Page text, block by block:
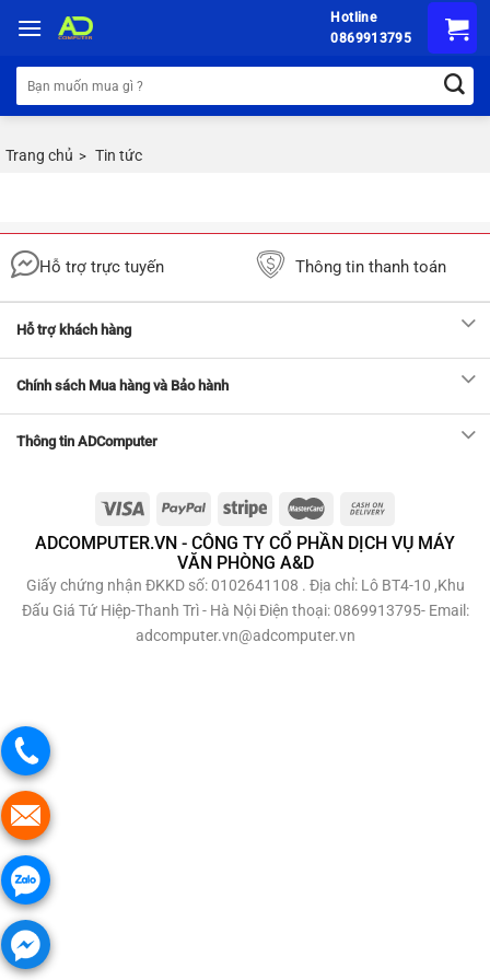
đến
nội
dung
Hotline
0869913795
Tìm
kiếm:
Trang chủ > Tin tức
Hỗ trợ trực tuyến Thông tin thanh toán
Hỗ trợ khách hàng
Chính sách Mua hàng và Bảo hành
Thông tin ADComputer
ADCOMPUTER.VN - CÔNG TY CỔ PHẦN DỊCH VỤ MÁY
VĂN PHÒNG A&D
Giấy chứng nhận ĐKKD số: 0102641108 . Địa chỉ: Lô BT4-10 ,Khu
Đấu Giá Tứ Hiệp-Thanh Trì - Hà Nội Điện thoại: 0869913795- Email:
adcomputer.vn@adcomputer.vn